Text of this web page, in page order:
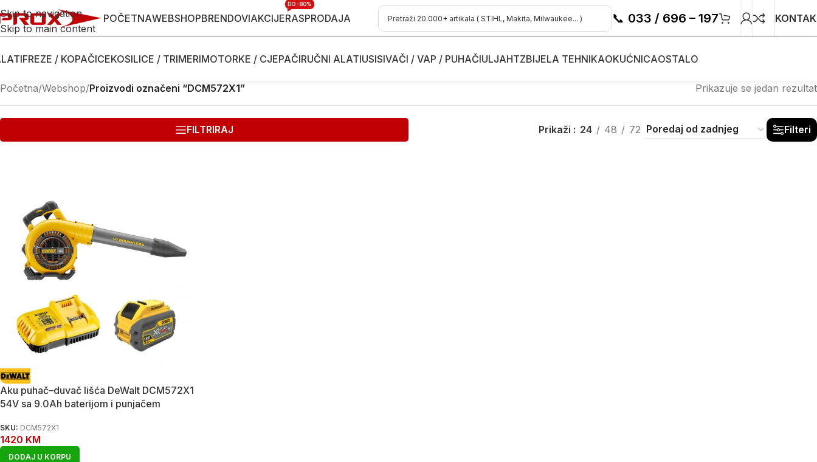
Skip to navigation
Skip to main content
POČETNAWEBSHOPBRENDOVIAKCIJERASPRODAJA
DO -80%
📞 033 / 696 – 197
FREZE / KOPAČICEKOSILICE / TRIMERIMOTORKE / CJEPAČIRUČNI ALATIUSISIVAČI / VAP / PUHAČIULJAHTZBIJELA TEHNIKAOKUĆNICAOSTALO
Početna/Webshop/Proizvodi označeni “DCM572X1” Prikazuje se jedan rezultat
FILTRIRAJ Prikaži 24 48 72 Filteri
Aku puhač–duvač lišća DeWalt DCM572X1
54V sa 9.0Ah baterijom i punjačem
SKU: DCM572X1
1420 KM
DODAJ U KORPU